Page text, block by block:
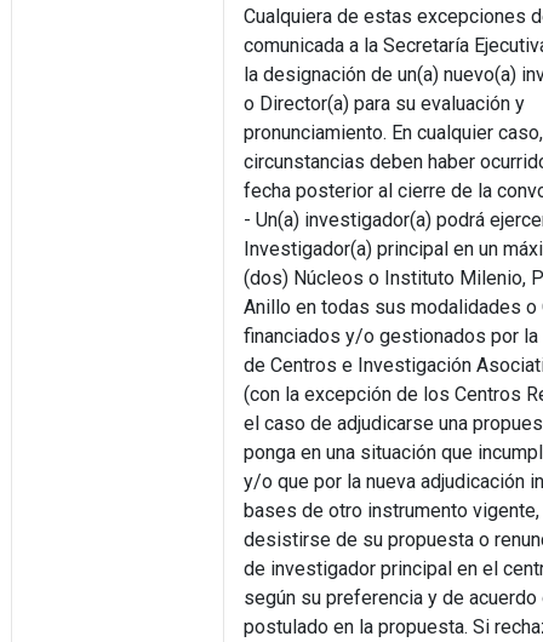
Cualquiera de estas excepciones
comunicada a la Secretaría
la designación de un(a) nuevo(a)
o Director(a) para su evaluación y
pronunciamiento. En cualquier
circunstancias deben haber
fecha posterior al cierre de la
- Un(a) investigador(a) podrá
Investigador(a) principal en un
(dos) Núcleos o Instituto Milenio,
Anillo en todas sus modalidades o
financiados y/o gestionados por la
de Centros e Investigación
(con la excepción de los Centros
el caso de adjudicarse una
ponga en una situación que
y/o que por la nueva adjudicación
bases de otro instrumento
desistirse de su propuesta o
de investigador principal en el
según su preferencia y de acuerdo
postulado en la propuesta. Si